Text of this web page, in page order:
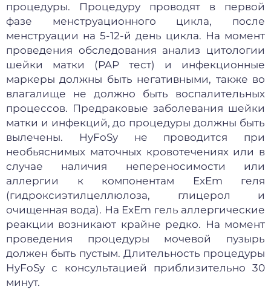
процедуры. Процедуру проводят в первой
фазе менструационного цикла, после
менструации на 5-12-й день цикла. На момент
проведения обследования анализ цитологии
шейки матки (PAP тест) и инфекционные
маркеры должны быть негативными, также во
влагалище не должно быть воспалительных
процессов. Предраковые заболевания шейки
матки и инфекций, до процедуры должны быть
вылечены. HyFoSy не проводится при
необьяснимых маточных кровотечениях или в
случае наличия непереносимости или
аллергии к компонентам ExEm геля
(гидроксиэтилцеллюлоза, глицерол и
очищенная вода). На ExEm гель аллергические
реакции возникают крайне редко. На момент
проведения процедуры мочевой пузырь
должен быть пустым. Длительность процедуры
HyFoSy с консультацией приблизительно 30
минут.